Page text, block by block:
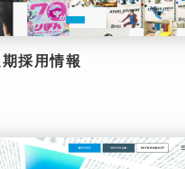
採用情報